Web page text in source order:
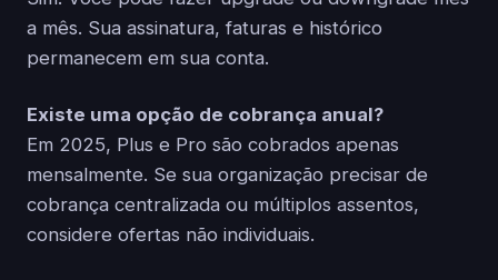
a mês. Sua assinatura, faturas e histórico
permanecem em sua conta.
Existe uma opção de cobrança anual?
Em 2025, Plus e Pro são cobrados apenas
mensalmente. Se sua organização precisar de
cobrança centralizada ou múltiplos assentos,
considere ofertas não individuais.